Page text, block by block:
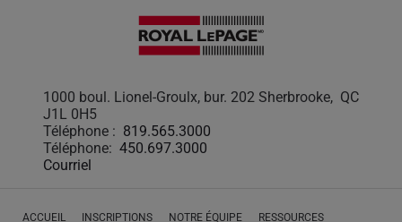
1000 boul. Lionel-Groulx, bur. 202 Sherbrooke, QC
J1L 0H5
Téléphone : 819.565.3000
Téléphone: 450.697.3000
Courriel
ACCUEIL INSCRIPTIONS NOTRE ÉQUIPE RESSOURCES